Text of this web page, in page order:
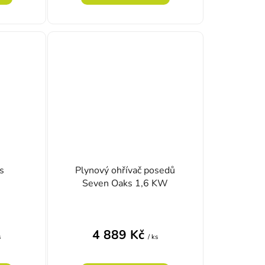
Plynový ohřívač posedů
Seven Oaks 1,6 KW
4 889 Kč/ ks